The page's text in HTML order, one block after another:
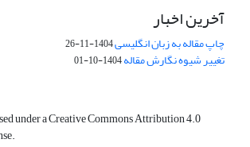
آخرین اخبار
چاپ مقاله به زبان انگلیسی1404-11-26
تغییر شیوه نگارش مقاله1404-10-01
under a Creative Commons Attribution 4.0